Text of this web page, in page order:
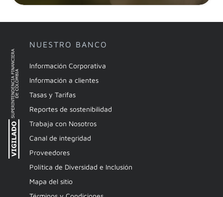
NUESTRO BANCO
Información Corporativa
Información a clientes
Tasas y Tarifas
Reportes de sostenibilidad
Trabaja con Nosotros
Canal de integridad
Proveedores
Política de Diversidad e Inclusión
Mapa del sitio